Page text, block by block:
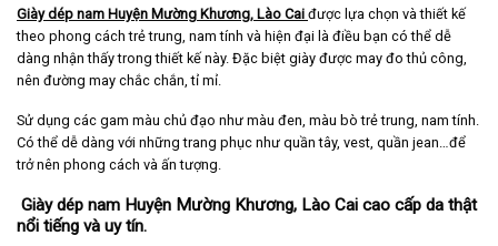
Giày dép nam Huyện Mường Khương, Lào Cai được lựa chọn và thiết kế
theo phong cách trẻ trung, nam tính và hiện đại là điều bạn có thể dễ
dàng nhận thấy trong thiết kế này. Đặc biệt giày được may đo thủ công,
nên đường may chắc chắn, tỉ mỉ.
Sử dụng các gam màu chủ đạo như màu đen, màu bò trẻ trung, nam tính.
Có thể dễ dàng với những trang phục như quần tây, vest, quần jean…để
trở nên phong cách và ấn tượng.
Giày dép nam Huyện Mường Khương, Lào Cai cao cấp da thật
nổi tiếng và uy tín.